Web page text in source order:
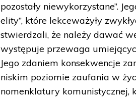
pozostały niewykorzystane”.
elity”, które lekceważyły
stwierdzali, że należy dawać
występuje przewaga
Jego zdaniem konsekwencje
niskim poziomie zaufania w
nomenklatury komunistycznej,